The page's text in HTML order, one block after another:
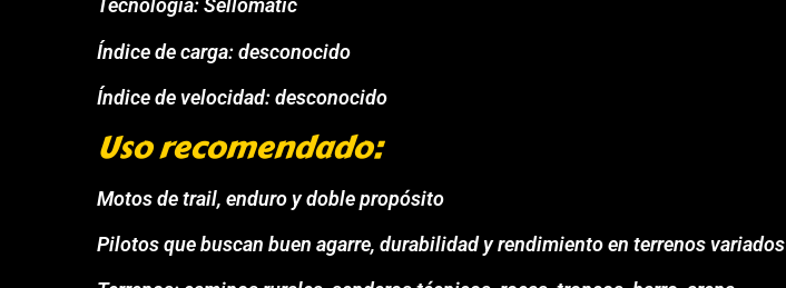
Tecnología: Sellomatic
Índice de carga: desconocido
Índice de velocidad: desconocido
Uso recomendado:
Motos de trail, enduro y doble propósito
Pilotos que buscan buen agarre, durabilidad y rendimiento en terrenos variados